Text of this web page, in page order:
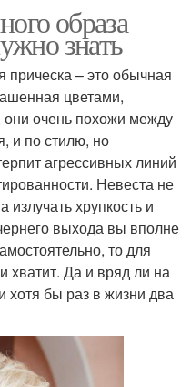
образа
знать
прическа – это обычная
цветами,
очень похожи между
и по стилю, но
агрессивных линий
Невеста не
хрупкость и
выхода вы вполне
то для
Да и вряд ли на
хотя бы раз в жизни два